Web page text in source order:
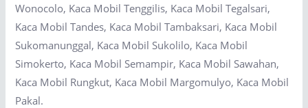
Wonocolo, Kaca Mobil Tenggilis, Kaca Mobil Tegalsari,
Kaca Mobil Tandes, Kaca Mobil Tambaksari, Kaca Mobil
Sukomanunggal, Kaca Mobil Sukolilo, Kaca Mobil
Simokerto, Kaca Mobil Semampir, Kaca Mobil Sawahan,
Kaca Mobil Rungkut, Kaca Mobil Margomulyo, Kaca Mobil
Pakal.